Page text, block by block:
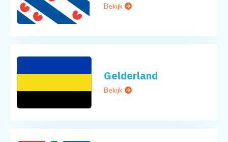
Bekijk
Gelderland
Bekijk